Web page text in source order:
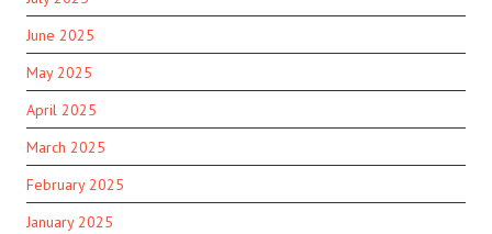
June 2025
May 2025
April 2025
March 2025
February 2025
January 2025